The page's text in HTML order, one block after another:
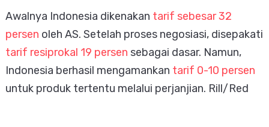
Awalnya Indonesia dikenakan tarif sebesar 32
persen oleh AS. Setelah proses negosiasi, disepakati
tarif resiprokal 19 persen sebagai dasar. Namun,
Indonesia berhasil mengamankan tarif 0-10 persen
untuk produk tertentu melalui perjanjian. Rill/Red